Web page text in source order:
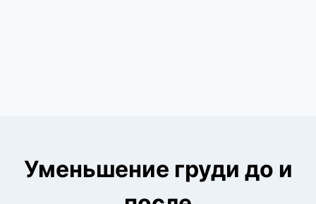
Уменьшение груди до и